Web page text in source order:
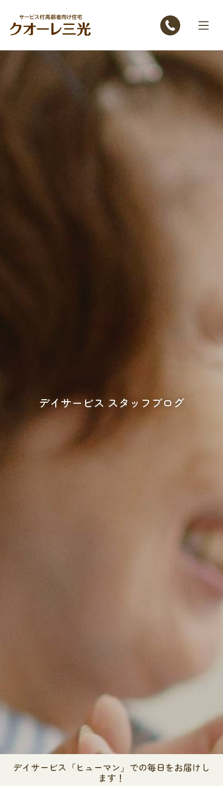
デイサービス スタッフブログ
デイサービス「ヒューマン」での毎日をお届けし
ます！